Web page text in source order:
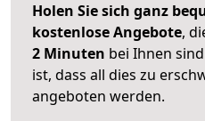
Holen Sie sich ganz
kostenlose Angebote,
2 Minuten bei Ihnen
ist, dass all dies zu
angeboten werden.